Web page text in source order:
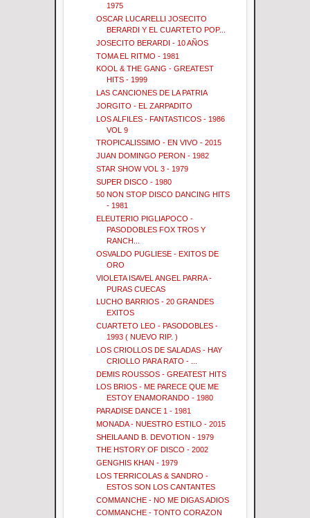
1975
OSCAR LUCARELLI JOSECITO
BERARDI Y EL CUARTETO POP...
JOSECITO BERARDI - 10 AÑOS
TOMA EL RITMO - 1981
KOOL & THE GANG - GREATEST
HITS - 1999
LAS CANCIONES DE LA PATRIA
JORGITO - EL ZARPADITO
LOS ALFILES - FANTASTICOS - 1986
VOL 9
TROPICALISSIMO - EN VIVO - 2015
JUAN DOMINGO PERON - 1982
STAR SHOW VOL 3 - 1979
SUPER DISCO - 1980
50 NON STOP DISCO DANCING HITS
- 1981
ELEUTERIO PIGLIAPOCO -
PASODOBLES FOX TROS Y
RANCH...
OSVALDO PUGLIESE - EXITOS DE
ORO
VIOLETA ISAVEL ANGEL PARRA -
PURAS CUECAS
LUCHO BARRIOS - 20 GRANDES
EXITOS
CUARTETO LEO - PASODOBLES -
1993 ( NUEVO RIP. )
LOS CRIOLLOS DE SALADAS - HAY
CRIOLLO PARA RATO - ...
DEMIS ROUSSOS - GREATEST HITS
LOS BRIOS - ME PARECE QUE ME
ESTOY ENAMORANDO - 1980
PARADISE DANCE 1 - 1981
MONADA - NUESTRO ESTILO - 2015
SHEILA AND B. DEVOTION - 1979
THE HSTORY OF DISCO - 2002
GENGHIS KHAN - 1979
LOS TERRICOLAS & SANDRO -
ESTOS SON LOS CANTANTES
COMMANCHE - NO ME DIGAS ADIOS
COMMANCHE - TONTO CORAZON